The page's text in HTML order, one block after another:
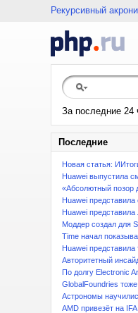
Рекурсивный
За последние 24
Последние
Новая статья:
Huawei выпустила
«Абсолютный позор
Huawei
Huawei представила
Моддер создал для
Time начал
Huawei представила
Авторитетный
По долгу Electronic
GlobalFoundries тоже
Астрономы
AMD привезёт на